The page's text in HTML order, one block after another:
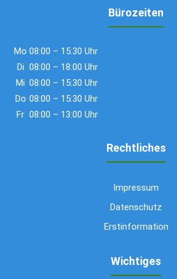
Bürozeiten
Mo 08:00 – 15:30 Uhr
Di 08:00 – 18:00 Uhr
Mi 08:00 – 15:30 Uhr
Do 08:00 – 15:30 Uhr
Fr 08:00 – 13:00 Uhr
Rechtliches
Impressum
Datenschutz
Erstinformation
Wichtiges